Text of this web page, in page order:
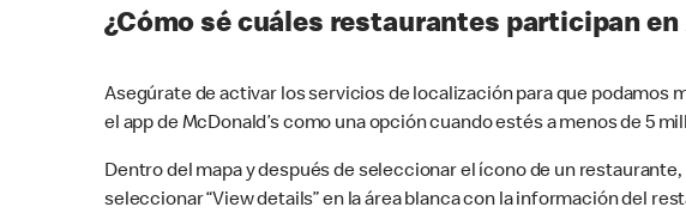
¿Cómo sé cuáles restaurantes participan en
Asegúrate de activar los servicios de localización para que
el app de McDonald’s como una opción cuando estés a menos de 5
Dentro del mapa y después de seleccionar el ícono de un
seleccionar “View details” en la área blanca con la información del